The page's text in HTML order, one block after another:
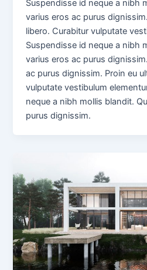
Suspendisse id neque a nibh
varius eros ac purus
libero. Curabitur vulputate
Suspendisse id neque a nibh
varius eros ac purus
ac purus dignissim. Proin eu
vulputate vestibulum
neque a nibh mollis blandit.
purus dignissim.